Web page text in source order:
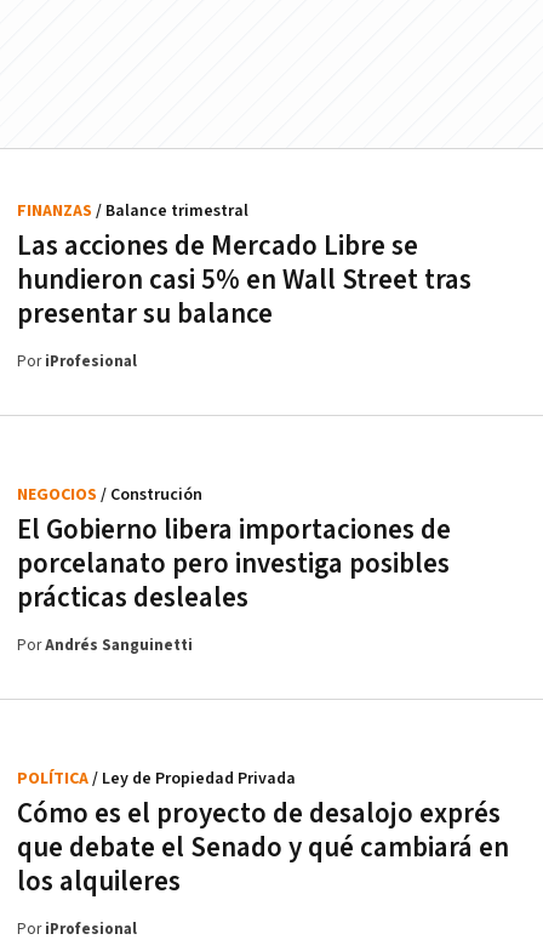
Las acciones de Mercado Libre se
hundieron casi 5% en Wall Street tras
presentar su balance
FINANZAS / Balance trimestral
PoriProfesional
El Gobierno libera importaciones de
porcelanato pero investiga posibles
prácticas desleales
NEGOCIOS / Construción
PorAndrés Sanguinetti
Cómo es el proyecto de desalojo exprés
que debate el Senado y qué cambiará en
los alquileres
POLÍTICA/ Ley de Propiedad Privada
PoriProfesional